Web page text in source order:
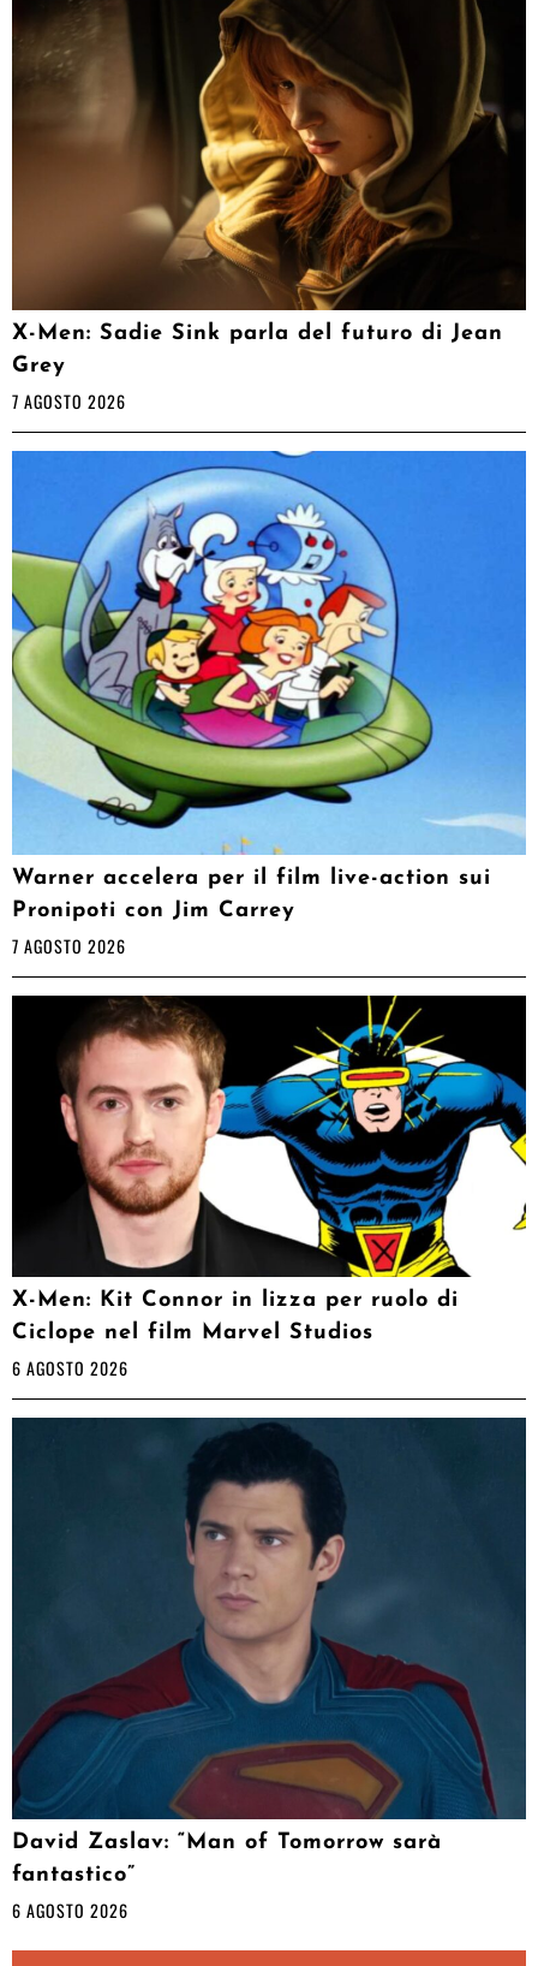
X-Men: Sadie Sink parla del futuro di Jean
Grey
7 AGOSTO 2026
Warner accelera per il film live-action sui
Pronipoti con Jim Carrey
7 AGOSTO 2026
X-Men: Kit Connor in lizza per ruolo di
Ciclope nel film Marvel Studios
6 AGOSTO 2026
David Zaslav: “Man of Tomorrow sarà
fantastico”
6 AGOSTO 2026